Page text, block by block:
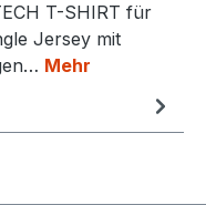
T-SHIRT für
Jersey mit
Mehr